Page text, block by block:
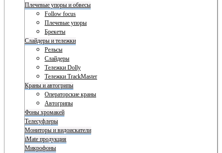
Плечевые упоры и обвесы
Follow focus
Плечевые упоры
Брекеты
Слайдеры и тележки
Рельсы
Слайдеры
Тележки Dolly
Тележки TrackMaster
Краны и автогрипы
Операторские краны
Автогрипы
Фоны хромакей
Телесуфлеры
Мониторы и видоискатели
iMate продукция
Микрофоны